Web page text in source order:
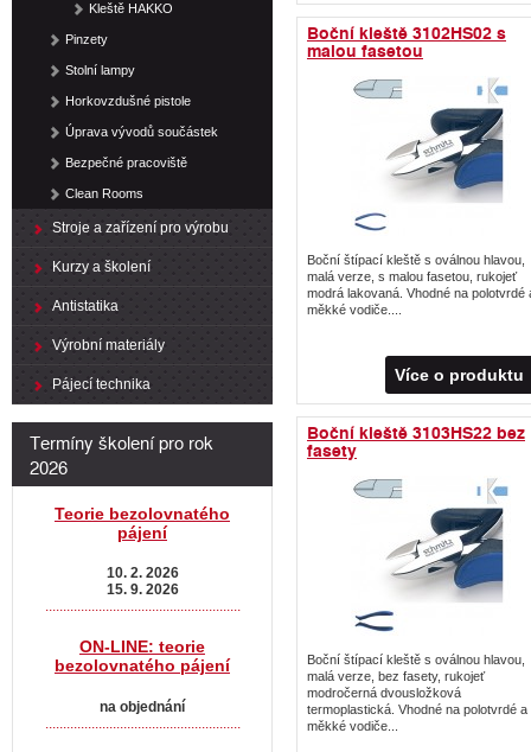
Boční kleště 3102HS02 s
malou fasetou
Boční štípací kleště s oválnou hlavou,
malá verze, s malou fasetou, rukojeť
modrá lakovaná. Vhodné na polotvrdé
měkké vodiče....
Více o produktu
Boční kleště 3103HS22 bez
fasety
Boční štípací kleště s oválnou hlavou,
malá verze, bez fasety, rukojeť
modročerná dvousložková
termoplastická. Vhodné na polotvrdé a
měkké vodiče...
Kleště HAKKO
Pinzety
Stolní lampy
Horkovzdušné pistole
Úprava vývodů součástek
Bezpečné pracoviště
Clean Rooms
Stroje a zařízení pro výrobu
Kurzy a školení
Antistatika
Výrobní materiály
Pájecí technika
Termíny školení pro rok
2026
Teorie bezolovnatého
pájení
10. 2. 2026
15. 9. 2026
.......................................................
ON-LINE: teorie
bezolovnatého pájení
na objednání